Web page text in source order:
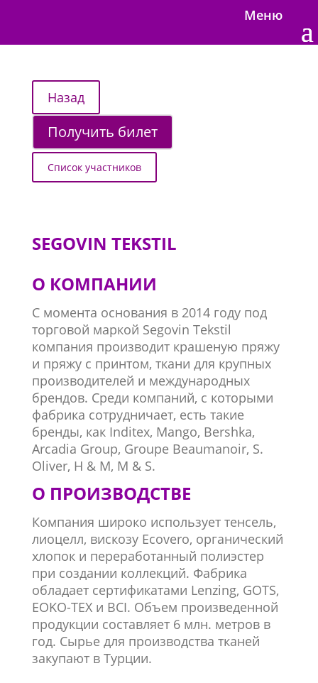
Меню
Получить билет
Список участников
SEGOVIN TEKSTIL
О КОМПАНИИ
С момента основания в 2014 году под
торговой маркой Segovin Tekstil
компания производит крашеную пряжу
и пряжу с принтом, ткани для крупных
производителей и международных
брендов. Среди компаний, с которыми
фабрика сотрудничает, есть такие
бренды, как Inditex, Mango, Bershka,
Arcadia Group, Groupe Beaumanoir, S.
Oliver, H & M, M & S.
О ПРОИЗВОДСТВЕ
Компания широко использует тенсель,
лиоцелл, вискозу Ecovero, органический
хлопок и переработанный полиэстер
при создании коллекций. Фабрика
обладает сертификатами Lenzing, GOTS,
EOKO-TEX и BCI. Объем произведенной
продукции составляет 6 млн. метров в
год. Сырье для производства тканей
закупают в Турции.